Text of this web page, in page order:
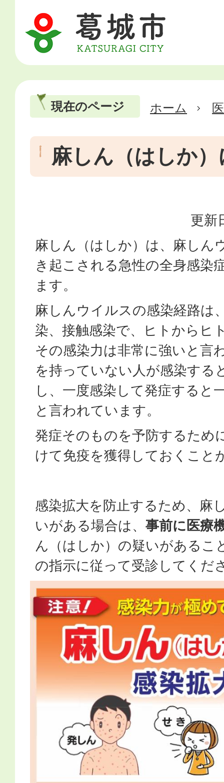
現在のページ ホーム
麻しん（はしか
更新
麻しん（はしか）は、麻しん
き起こされる急性の全身感染
ます。
麻しんウイルスの感染経路は
染、接触感染で、ヒトからヒ
その感染力は非常に強いと言
を持っていない人が感染する
し、一度感染して発症すると
と言われています。
発症そのものを予防するため
けて免疫を獲得しておくこと
感染拡大を防止するため、麻
いがある場合は、 事前に医療
ん（はしか）の疑いがあるこ
の指示に従って受診してくだ